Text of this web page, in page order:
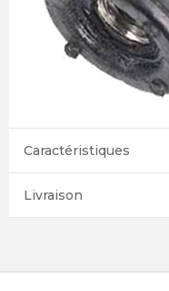
Caractéristiques
Livraison